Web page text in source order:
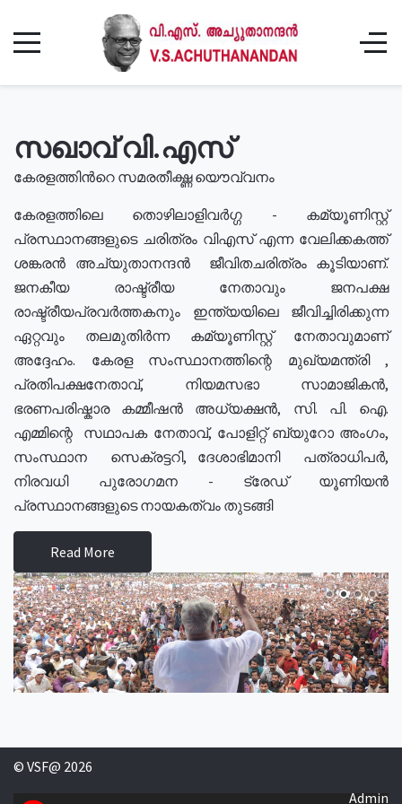
സഖാവ് വി.എസ്
കേരളത്തിൻറെ സമരതീക്ഷ്ണ യൌവ്വനം
കേരളത്തിലെ തൊഴിലാളിവർഗ്ഗ - കമ്യൂണിസ്റ്റ്
പ്രസ്ഥാനങ്ങളുടെ ചരിത്രം വിഎസ് എന്ന വേലിക്കകത്ത്
ശങ്കരൻ അച്യുതാനന്ദൻ ജീവിതചരിത്രം കൂടിയാണ്.
ജനകീയ രാഷ്ട്രീയ നേതാവും ജനപക്ഷ
രാഷ്ട്രീയപ്രവർത്തകനും ഇന്ത്യയിലെ ജീവിച്ചിരിക്കുന്ന
ഏറ്റവും തലമുതിർന്ന കമ്യൂണിസ്റ്റ് നേതാവുമാണ്
അദ്ദേഹം. കേരള സംസ്ഥാനത്തിന്റെ മുഖ്യമന്ത്രി ,
പ്രതിപക്ഷനേതാവ്, നിയമസഭാ സാമാജികൻ,
ഭരണപരിഷ്കാര കമ്മീഷൻ അധ്യക്ഷൻ, സി. പി. ഐ.
എമ്മിന്റെ സഥാപക നേതാവ്, പോളിറ്റ് ബ്യുറോ അംഗം,
സംസ്ഥാന സെക്രട്ടറി, ദേശാഭിമാനി പത്രാധിപർ,
നിരവധി പുരോഗമന - ട്രേഡ് യൂണിയൻ
പ്രസ്ഥാനങ്ങളുടെ നായകത്വം തുടങ്ങി
Read More
© VSF@ 2026
Admin